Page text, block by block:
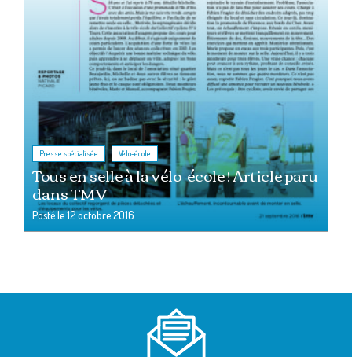
Presse spécialisée , Vélo-école
Tous en selle à la vélo-école ! Article paru
dans TMV
Posté le12 octobre 2016